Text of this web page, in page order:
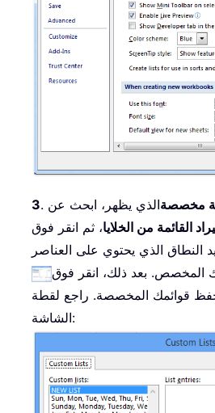
3 مخصصةالذي يظهر، ابحث عن
القائمة من الخلايا، ثم انقر فوق
النطاق الذي يحتوي على العناصر
المخصص. بعد ذلك، انقر فوق
قوائمك المخصصة. راجع لقطة
الشاشة: